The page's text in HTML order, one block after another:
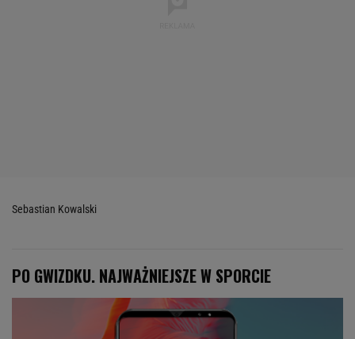
Sebastian Kowalski